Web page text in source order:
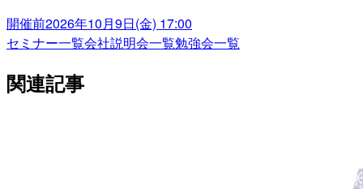
開催前2026年10月9日(金) 17:00
セミナー一覧会社説明会一覧勉強会一覧
関連記事